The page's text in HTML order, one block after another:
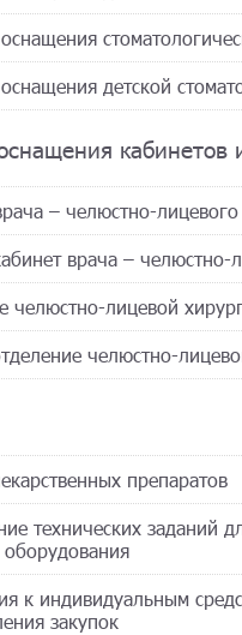
детской
кабинетов
– челюстно-лицевого
врача – челюстно-
челюстно-лицевой
челюстно-
препаратов
технических заданий
к индивидуальным
закупок